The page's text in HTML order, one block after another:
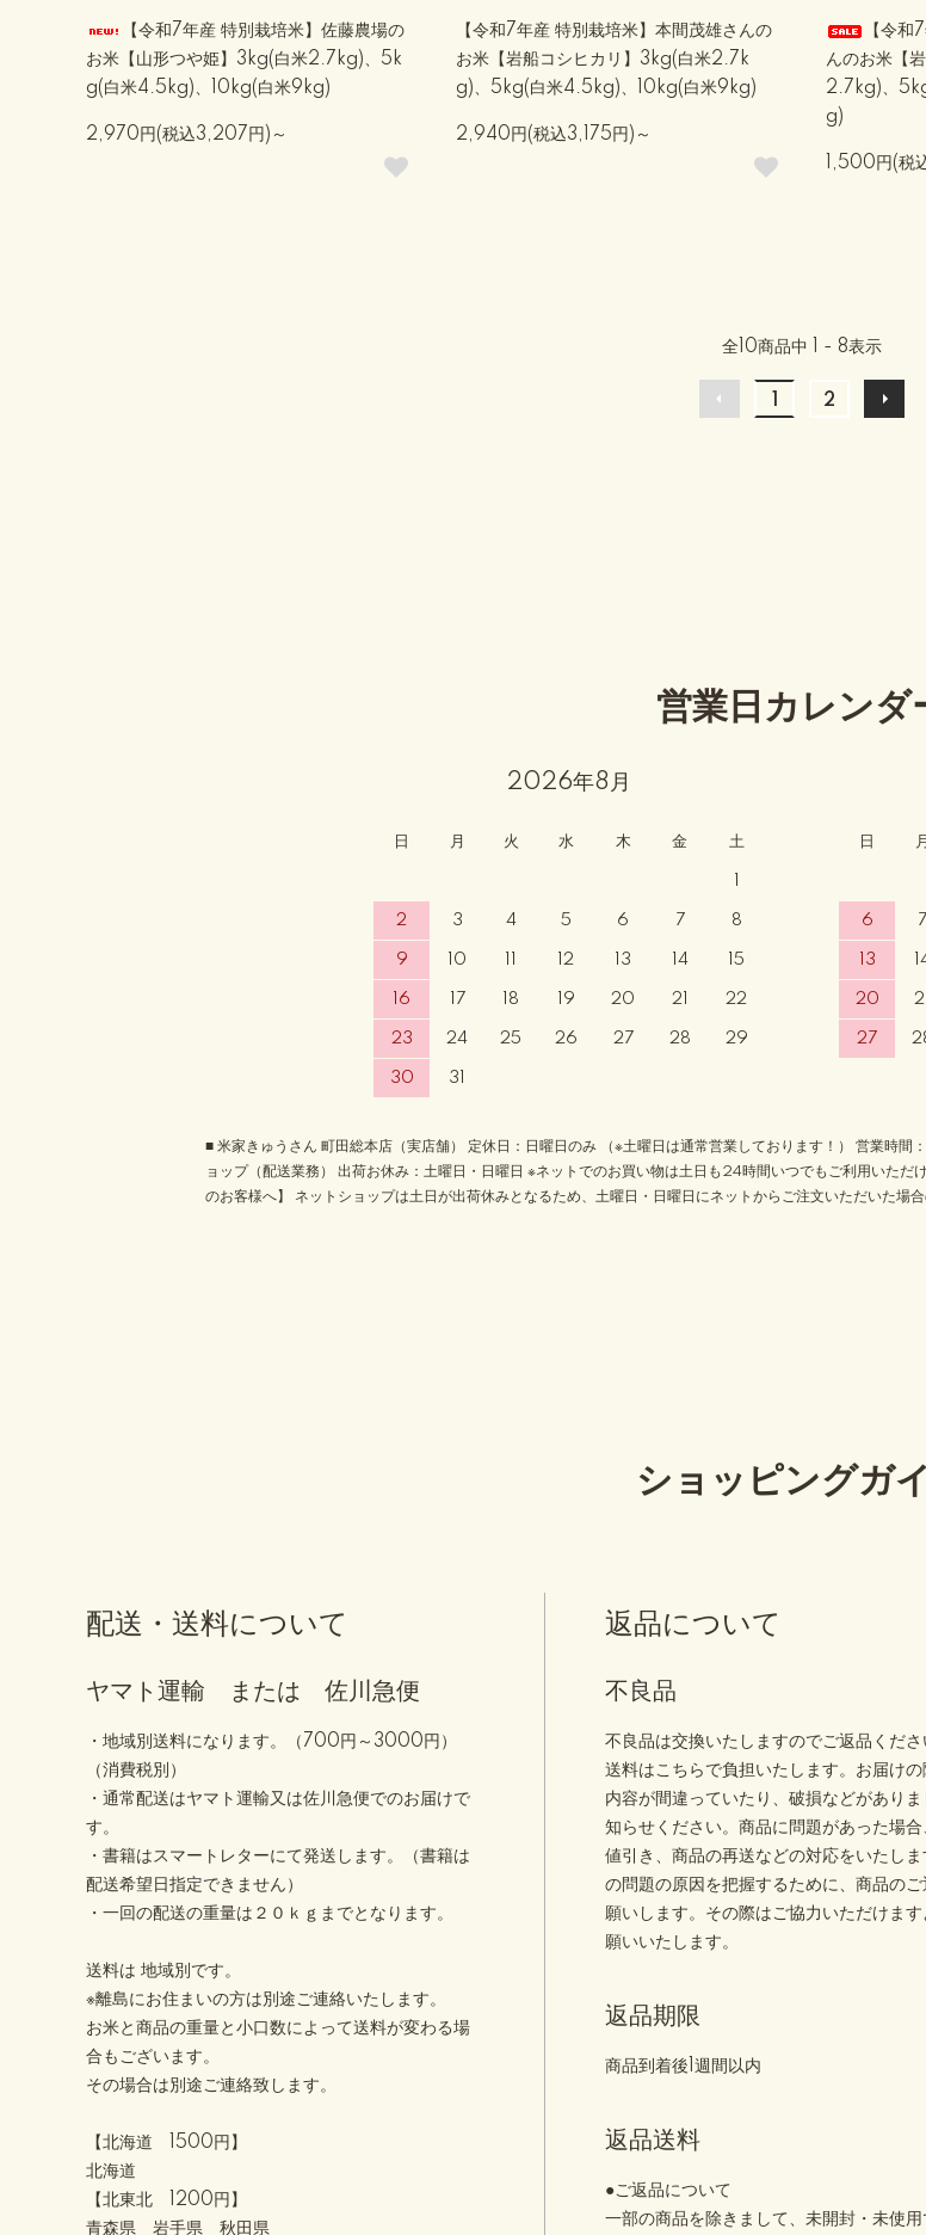
【令和7年産 特別栽培米】佐藤農場の
お米【山形つや姫】3kg(白米2.7kg)、5k
g(白米4.5kg)、10kg(白米9kg)
2,970円(税込3,207円)～
【令和7年産 特別栽培米】本間茂雄さんの
お米【岩船コシヒカリ】3kg(白米2.7k
g)、5kg(白米4.5kg)、10kg(白米9kg)
2,940円(税込3,175円)～
【令和
んのお米【
2.7kg)、
g)
1,500円(税
全 10商品中 1 - 8表示
2
営業日カレンダ
2026年8月
日 月 火 水 木 金 土
2 3 4 5 6 7 8
9 10 12 13 14 15
16 17 18 19 20 21 22
23 24 25 26 27 28 29
30 31
日 月
6 7
13
20 21
27
■ 米家きゅうさん 町田総本店（実店舗） 定休日：日曜日のみ （※土曜日は通常営業しております！） 営業時
ョップ（配送業務） 出荷お休み：土曜日・日曜日 ※ネットでのお買い物は土日も24時間いつでもご利用いた
のお客様へ】 ネットショップは土日が出荷休みとなるため、土曜日・日曜日にネットからご注文いただいた場
ショッピングガ
配送・送料について
ヤマト運輸 または 佐川急便
・地域別送料になります。（700円～3000円）
（消費税別）
・通常配送はヤマト運輸又は佐川急便でのお届けで
す。
・書籍はスマートレターにて発送します。（書籍は
配送希望日指定できません）
・一回の配送の重量は２０ｋｇまでとなります。
送料は 地域別です。
※離島にお住まいの方は別途ご連絡いたします。
お米と商品の重量と小口数によって送料が変わる場
合もございます。
その場合は別途ご連絡致します。
【北海道 1500円】
北海道
【北東北 1200円】
青森県 岩手県 秋田県
返品について
不良品
不良品は交換いたしますのでご返品くださ
送料はこちらで負担いたします。お届けの
内容が間違っていたり、破損などがありま
知らせください。商品に問題があった場合
値引き、商品の再送などの対応をいたしま
の問題の原因を把握するために、商品のご
願いします。その際はご協力いただけます
願いいたします。
返品期限
商品到着後1週間以内
返品送料
●ご返品について
一部の商品を除きまして、未開封・未使用